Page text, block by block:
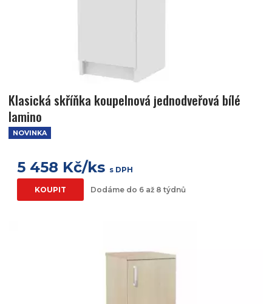
Klasická skříňka koupelnová jednodveřová bílé
lamino
NOVINKA
5 458 Kč/ks s DPH
KOUPIT Dodáme do 6 až 8 týdnů